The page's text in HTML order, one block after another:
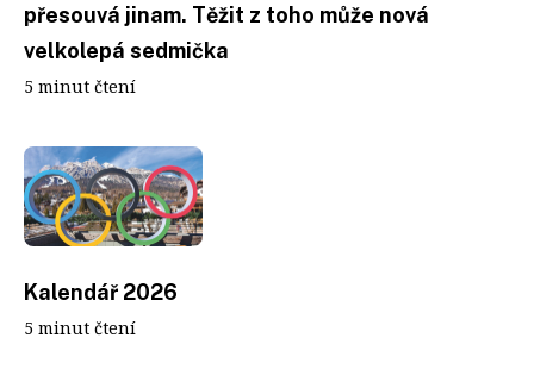
přesouvá jinam. Těžit z toho může nová
velkolepá sedmička
5 minut čtení
Kalendář 2026
5 minut čtení